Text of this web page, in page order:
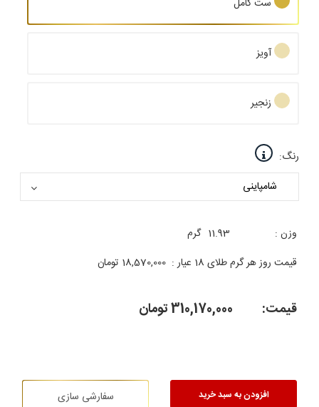
ست کامل
آویز
زنجیر
رنگ:
وزن : 11.93 گرم
قیمت روز هر گرم طلای 18 عیار :
18,570,000 تومان
قیمت: 310,170,000تومان
افزودن به سبد خرید سفارشی سازی